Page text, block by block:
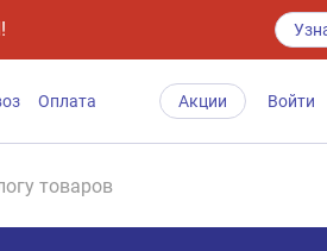
Оплата Акции Войти